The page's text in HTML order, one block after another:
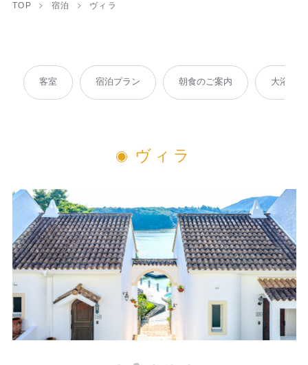
TOP 宿泊 ヴィラ
客室 宿泊プラン 朝食のご案内 大浴場
ヴィラ